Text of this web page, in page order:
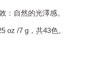
：自然的光澤感。
oz /7 g，共43色。